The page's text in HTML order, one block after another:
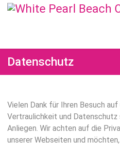
Datenschutz
Vielen Dank für Ihren Besuch
Vertraulichkeit und Datenschutz
Anliegen. Wir achten auf die
unserer Webseiten und